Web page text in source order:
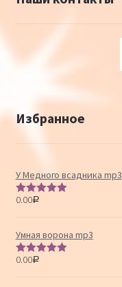
Избранное
У Медного всадника mp3
Оценка
0.00Р
Умная ворона mp3
Оценка
0.00Р